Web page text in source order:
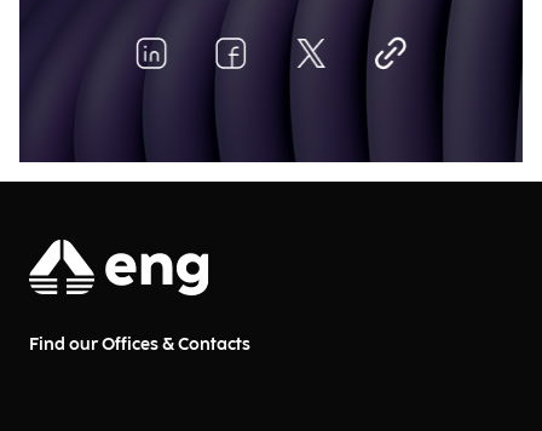
Find our Offices & Contacts